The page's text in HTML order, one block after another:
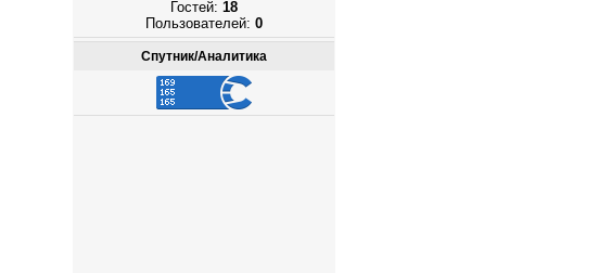
Гостей:18
Пользователей:0
Спутник/Аналитика